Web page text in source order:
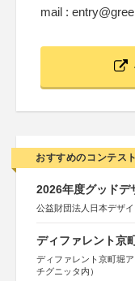
mail :
おすすめのコンテスト
2026年度グッドデ
公益財団法人日本デザ
ディファレント京
ディファレント京町堀
チグニッタ内）